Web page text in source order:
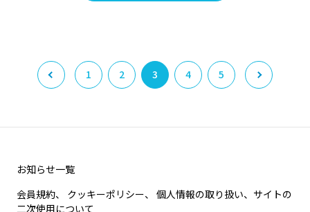
1 2 3 4 5
お知らせ一覧
会員規約、 クッキーポリシー、 個人情報の取り扱い、サイトの
二次使用について